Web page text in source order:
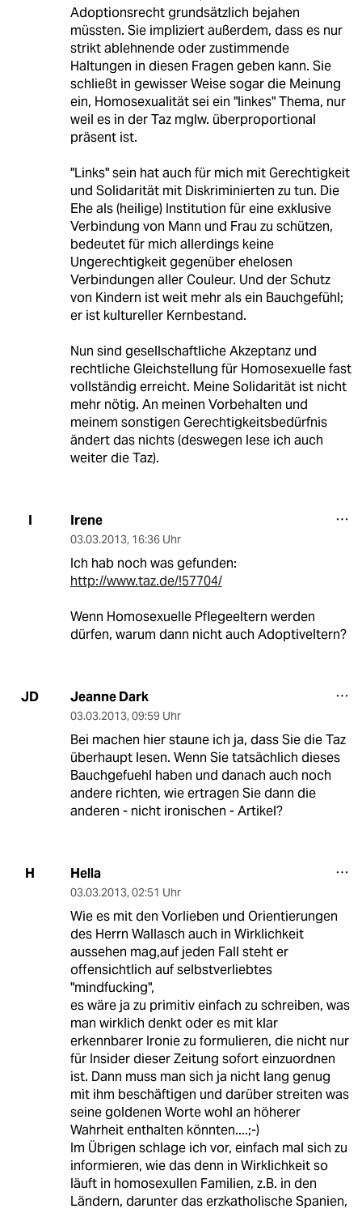
Adoptionsrecht grundsätzlich bejahen
müssten. Sie impliziert außerdem, dass es nur
strikt ablehnende oder zustimmende
Haltungen in diesen Fragen geben kann. Sie
schließt in gewisser Weise sogar die Meinung
ein, Homosexualität sei ein "linkes" Thema, nur
weil es in der Taz mglw. überproportional
präsent ist.
"Links" sein hat auch für mich mit Gerechtigkeit
und Solidarität mit Diskriminierten zu tun. Die
Ehe als (heilige) Institution für eine exklusive
Verbindung von Mann und Frau zu schützen,
bedeutet für mich allerdings keine
Ungerechtigkeit gegenüber ehelosen
Verbindungen aller Couleur. Und der Schutz
von Kindern ist weit mehr als ein Bauchgefühl;
er ist kultureller Kernbestand.
Nun sind gesellschaftliche Akzeptanz und
rechtliche Gleichstellung für Homosexuelle fast
vollständig erreicht. Meine Solidarität ist nicht
mehr nötig. An meinen Vorbehalten und
meinem sonstigen Gerechtigkeitsbedürfnis
ändert das nichts (deswegen lese ich auch
weiter die Taz).
I Irene
03.03.2013, 16:36 Uhr
Ich hab noch was gefunden:
http://www.taz.de/!57704/
Wenn Homosexuelle Pflegeeltern werden
dürfen, warum dann nicht auch Adoptiveltern?
JD Jeanne Dark
03.03.2013, 09:59 Uhr
Bei machen hier staune ich ja, dass Sie die Taz
überhaupt lesen. Wenn Sie tatsächlich dieses
Bauchgefuehl haben und danach auch noch
andere richten, wie ertragen Sie dann die
anderen - nicht ironischen - Artikel?
H Hella
03.03.2013, 02:51 Uhr
Wie es mit den Vorlieben und Orientierungen
des Herrn Wallasch auch in Wirklichkeit
aussehen mag,auf jeden Fall steht er
offensichtlich auf selbstverliebtes
"mindfucking",
es wäre ja zu primitiv einfach zu schreiben, was
man wirklich denkt oder es mit klar
erkennbarer Ironie zu formulieren, die nicht nur
für Insider dieser Zeitung sofort einzuordnen
ist. Dann muss man sich ja nicht lang genug
mit ihm beschäftigen und darüber streiten was
seine goldenen Worte wohl an höherer
Wahrheit enthalten könnten....;-)
Im Übrigen schlage ich vor, einfach mal sich zu
informieren, wie das denn in Wirklichkeit so
läuft in homosexullen Familien, z.B. in den
Ländern, darunter das erzkatholische Spanien,